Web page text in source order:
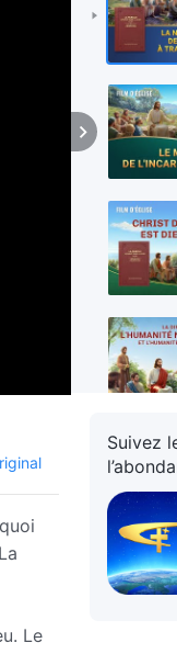
Le
Suivez